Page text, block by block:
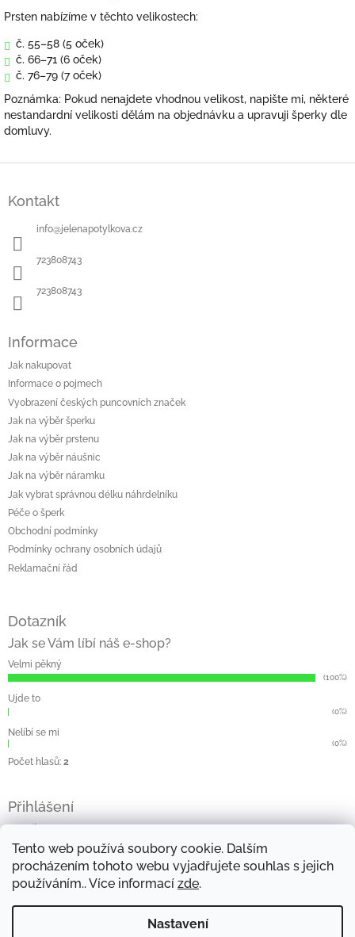
Tento web používá soubory cookie. Dalším
procházením tohoto webu vyjadřujete souhlas s jejich
používáním.. Více informací zde.
Nastavení
Prsten nabízíme v těchto velikostech:
č. 55–58 (5 oček)
č. 66–71 (6 oček)
č. 76–79 (7 oček)
Poznámka: Pokud nenajdete vhodnou velikost, napište mi, některé
nestandardní velikosti dělám na objednávku a upravuji šperky dle
domluvy.
Kontakt
info@jelenapotylkova.cz
723808743
723808743
Informace
Jak nakupovat
Informace o pojmech
Vyobrazení českých puncovních značek
Jak na výběr šperku
Jak na výběr prstenu
Jak na výběr náušnic
Jak na výběr náramku
Jak vybrat správnou délku náhrdelníku
Péče o šperk
Obchodní podmínky
Podmínky ochrany osobních údajů
Reklamační řád
Dotazník
Jak se Vám líbí náš e-shop?
Velmi pěkný
(100%)
Ujde to
(0%)
Nelíbí se mi
(0%)
Počet hlasů: 2
Přihlášení
Zapomenuté heslo